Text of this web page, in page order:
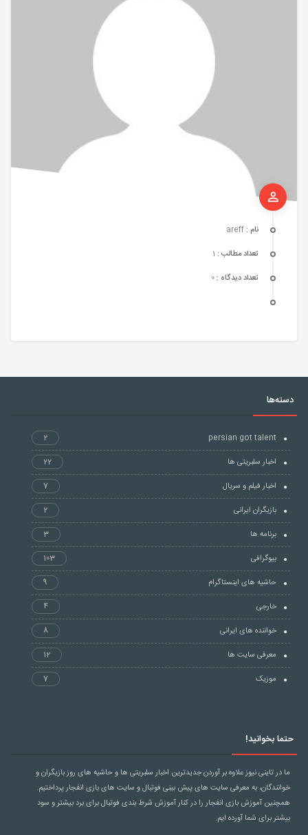
نام :areff
تعداد مطالب : 1
تعداد دیدگاه :0
دسته‌ها
persian got talent
2
اخبار سلبریتی ها
22
اخبار فیلم و سریال
7
بازیگران ایرانی
2
برنامه ها
3
بیوگرافی
103
حاشیه های اینستاگرام
9
خارجی
4
خواننده های ایرانی
8
معرفی سایت ها
12
موزیک
7
حتما بخوانید!
ما در تاینی نیوز علاوه بر آوردن جدیدترین اخبار سلبریتی ها و حاشیه های روز بازیگران و
خوانندگان، به معرفی سایت های پیش بینی فوتبال و سایت های بازی انفجار پرداختیم.
همچنین آموزش بازی انفجار را در کنار آموزش شرط بندی فوتبالبرای برد بیشتر و سود
بیشتر برای شما آورده ایم.